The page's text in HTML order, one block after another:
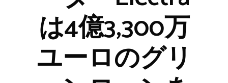
は4億3,300万
ユーロのグリ